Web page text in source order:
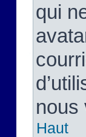
qui
nous
Haut